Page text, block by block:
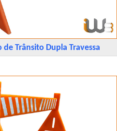
Trânsito Dupla Travessa